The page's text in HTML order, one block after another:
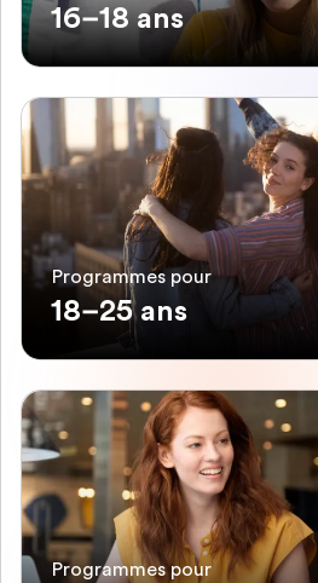
16–18 ans
Programmes pour
18–25 ans
Programmes pour